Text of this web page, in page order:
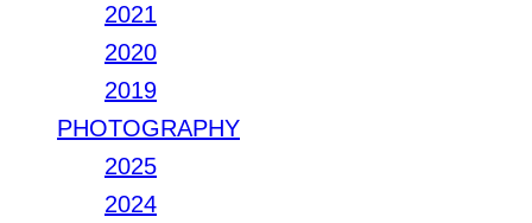
2021
2020
2019
PHOTOGRAPHY
2025
2024